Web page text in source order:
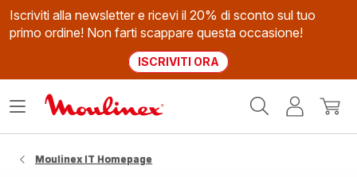
Iscriviti alla newsletter e ricevi il 20% di sconto sul tuo
primo ordine! Non farti scappare questa occasione!
ISCRIVITI ORA
Il
Apri
Moulinex IT Homepage